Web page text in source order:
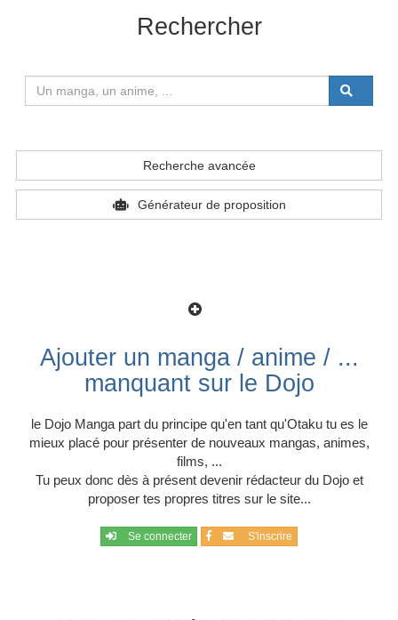
-Fantasy
-Gastronomie
-Heroic fantasy
-Histoires courtes
Musique
-Psychologique
Science fiction
Rechercher
Recherche avancée
Générateur de proposition
Ajouter un manga / anime / ...
manquant sur le Dojo
le Dojo Manga part du principe qu'en tant qu'Otaku tu es le
mieux placé pour présenter de nouveaux mangas, animes,
films, ...
Tu peux donc dès à présent devenir rédacteur du Dojo et
proposer tes propres titres sur le site...
Se connecter S'inscrire